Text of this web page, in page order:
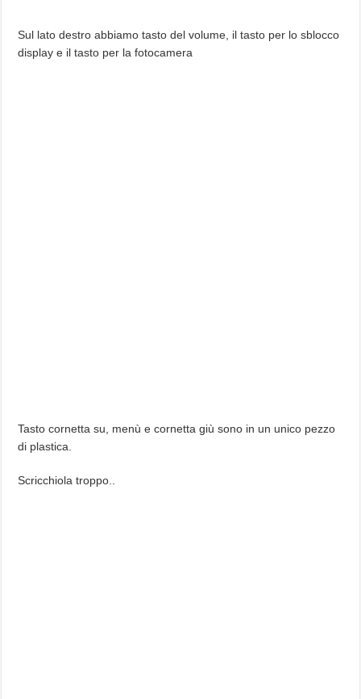
Sul lato destro abbiamo tasto del volume, il tasto per lo sblocco
display e il tasto per la fotocamera
Tasto cornetta su, menù e cornetta giù sono in un unico pezzo
di plastica.
Scricchiola troppo..